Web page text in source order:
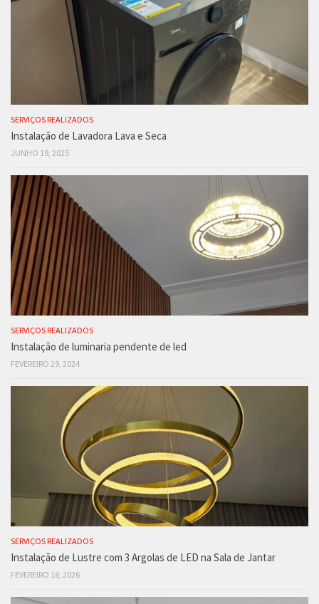
SERVIÇOS REALIZADOS
Instalação de Lavadora Lava e Seca
JUNHO 19, 2025
SERVIÇOS REALIZADOS
Instalação de luminaria pendente de led
FEVEREIRO 29, 2024
SERVIÇOS REALIZADOS
Instalação de Lustre com 3 Argolas de LED na Sala de Jantar
FEVEREIRO 18, 2026